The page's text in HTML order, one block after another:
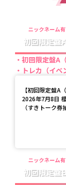
ニックネーム有
初回限定盤
初回限定盤A
トレカ（イベ
【初回限定盤A
2026年7月8日
（すきトーク券
ニックネーム有
初回限定盤